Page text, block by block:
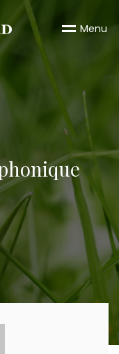
Menu